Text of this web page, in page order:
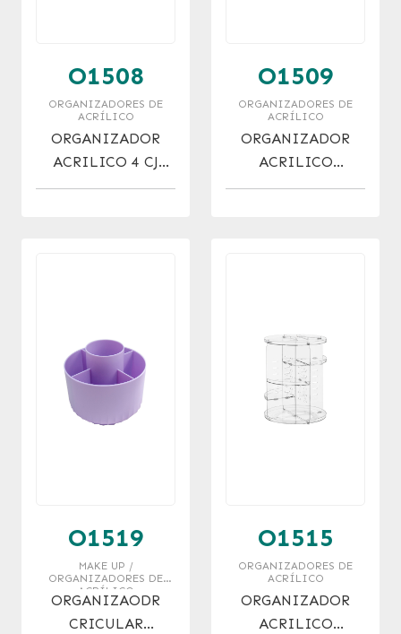
O1508
ORGANIZADORES DE
ACRÍLICO
ORGANIZADOR
ACRILICO 4 CJ
(23X10X13)
O1509
ORGANIZADORES DE
ACRÍLICO
ORGANIZADOR
ACRILICO
CUADRADO
O1519
MAKE UP /
ORGANIZADORES DE
ACRÍLICO
ORGANIZAODR
CRICULAR
O1515
ORGANIZADORES DE
ACRÍLICO
ORGANIZADOR
ACRILICO